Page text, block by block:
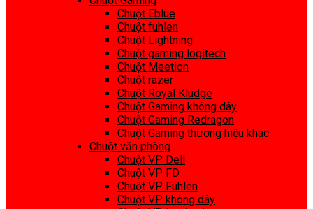
Chuột Eblue
Chuột fuhlen
Chuột Lightning
Chuột gaming logitech
Chuột Meetion
Chuột razer
Chuột Royal Kludge
Chuột Gaming không dây
Chuột Gaming Redragon
Chuột Gaming thương hiệu khác
Chuột văn phòng
Chuột VP Dell
Chuột VP FD
Chuột VP Fuhlen
Chuột VP không dây